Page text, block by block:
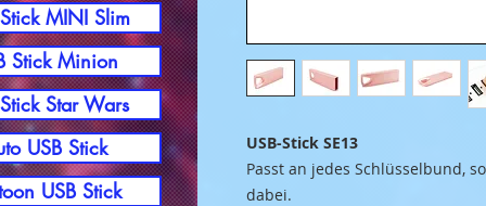
USB-Stick SE13
Passt an jedes Schlüsselbund,
dabei.
MINI Slim
Stick Minion
Star Wars
USB Stick
USB Stick